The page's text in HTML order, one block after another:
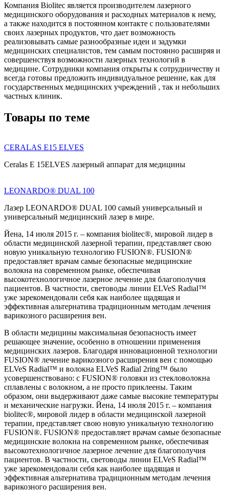
Компания Biolitec является производителем лазерного
медицинского оборудования и расходных материалов к нему,
а также находится в постоянном контакте с пользователями
своих лазерных продуктов, что дает возможность
реализовывать самые разнообразные идеи и задумки
медицинских специалистов, тем самым постоянно расширяя и
совершенствуя возможности лазерных технологий в
медицине. Сотрудники компания открыты к сотрудничеству и
всегда готовы предложить индивидуальное решение, как для
государственных медицинских учреждений , так и небольших
частных клиник.
Товары по теме
CERALAS E15 ELVES
Ceralas E 15ELVES лазерный аппарат для медицины
LEONARDO® DUAL 100
Лазер LEONARDO® DUAL 100 самый универсальный и
универсальный медицинский лазер в мире.
Йена, 14 июля 2015 г. – компания biolitec®, мировой лидер в
области медицинской лазерной терапии, представляет свою
новую уникальную технологию FUSION®. FUSION®
предоставляет врачам самые безопасные медицинские
волокна на современном рынке, обеспечивая
высокотехнологичное лазерное лечение для благополучия
пациентов. В частности, световоды линии ELVeS Radial™
уже зарекомендовали себя как наиболее щадящая и
эффективная альтернатива традиционным методам лечения
варикозного расширения вен.
В области медицины максимальная безопасность имеет
решающее значение, особенно в отношении применения
медицинских лазеров. Благодаря инновационной технологии
FUSION® лечение варикозного расширения вен с помощью
ELVeS Radial™ и волокна ELVeS Radial 2ring™ было
усовершенствовано: с FUSION® головки из стекловолокна
сплавлены с волокном, а не просто приклеены. Таким
образом, они выдерживают даже самые высокие температуры
и механические нагрузки. Йена, 14 июля 2015 г. – компания
biolitec®, мировой лидер в области медицинской лазерной
терапии, представляет свою новую уникальную технологию
FUSION®. FUSION® предоставляет врачам самые безопасные
медицинские волокна на современном рынке, обеспечивая
высокотехнологичное лазерное лечение для благополучия
пациентов. В частности, световоды линии ELVeS Radial™
уже зарекомендовали себя как наиболее щадящая и
эффективная альтернатива традиционным методам лечения
варикозного расширения вен.